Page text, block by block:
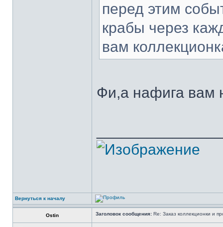
перед этим
крабы через
вам
Фи,а нафига вам
Вернуться к началу
Оstin Заголовок сообщения: Re: Заказ коллекционки и